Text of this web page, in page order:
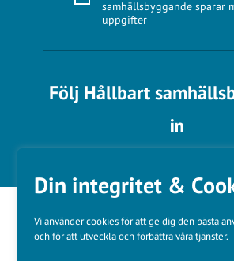
Din integritet &
Vi använder cookies för att ge dig den bästa
och för att utveckla och förbättra våra tjänster.
samhällsbyggande sparar
uppgifter
Följ Hållbart